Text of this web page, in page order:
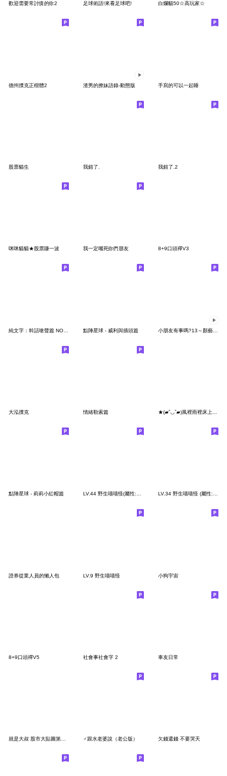
歡迎需要常討債的你2 足球術語!來看足球吧! 白爛貓50☆高玩家☆
德州撲克正楷體2 渣男的撩妹語錄-動態版 手寫的可以一起睡
股票貓生 我錯了. 我錯了.2
咪咪貓貓★股票賺一波 我一定嘴死你們朋友 8+9口頭禪V3
點陣星球 - 威利與插頭篇 小朋友有事嗎?13～顏藝系小朋友嗨起來!
大泓撲克 情緒勒索篇
點陣星球 - 莉莉小紅帽篇 LV.44 野生喵喵怪(屬性:兔兔) LV.34 野生喵喵怪 (屬性:精緻香喵)
證券從業人員的懶人包 LV.9 野生喵喵怪 小狗宇宙
8+9口頭禪V5 社會事社會字 2 車友日常
就是大叔 股市大貼圖第四彈：財富天天漲 ♂跟水老婆說（老公版） 欠錢還錢 不要哭夭